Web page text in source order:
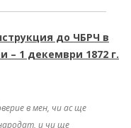
до ЧБРЧ в
– 1 декември 1872 г.
в мен, чи ас ще
и чи ще